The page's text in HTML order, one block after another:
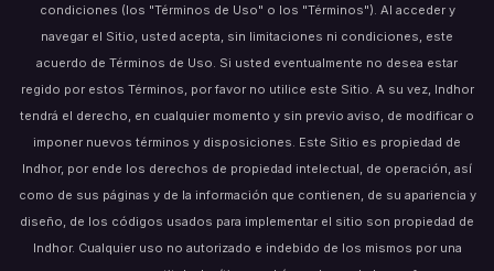
condiciones (los "Términos de Uso" o los "Términos"). Al acceder y
navegar el Sitio, usted acepta, sin limitaciones ni condiciones, este
acuerdo de Términos de Uso. Si usted eventualmente no desea estar
regido por estos Términos, por favor no utilice este Sitio. A su vez, Indhor
tendrá el derecho, en cualquier momento y sin previo aviso, de modificar o
imponer nuevos términos y disposiciones. Este Sitio es propiedad de
Indhor, por ende los derechos de propiedad intelectual, de operación, así
como de sus páginas y de la información que contienen, de su apariencia y
diseño, de los códigos usados para implementar el sitio son propiedad de
Indhor. Cualquier uso no autorizado e indebido de los mismos por una